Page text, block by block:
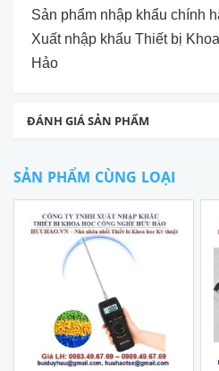
Sản phẩm nhập khẩu chính
Xuất nhập khẩu Thiết bị
Hảo
ĐÁNH GIÁ SẢN PHẨM
SẢN PHẨM CÙNG LOẠI